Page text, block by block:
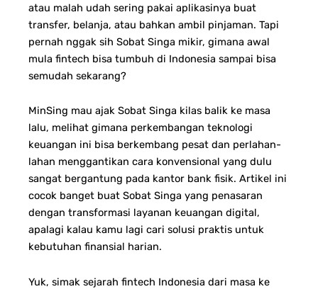
atau malah udah sering pakai aplikasinya buat
transfer, belanja, atau bahkan ambil pinjaman. Tapi
pernah nggak sih Sobat Singa mikir, gimana awal
mula fintech bisa tumbuh di Indonesia sampai bisa
semudah sekarang?
MinSing mau ajak Sobat Singa kilas balik ke masa
lalu, melihat gimana perkembangan teknologi
keuangan ini bisa berkembang pesat dan perlahan-
lahan menggantikan cara konvensional yang dulu
sangat bergantung pada kantor bank fisik. Artikel ini
cocok banget buat Sobat Singa yang penasaran
dengan transformasi layanan keuangan digital,
apalagi kalau kamu lagi cari solusi praktis untuk
kebutuhan finansial harian.
Yuk, simak sejarah fintech Indonesia dari masa ke